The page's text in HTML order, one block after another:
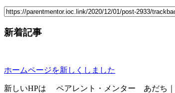
新着記事
ホームページを新しくしました
新しいHPは ペアレント・メンター あだち｜